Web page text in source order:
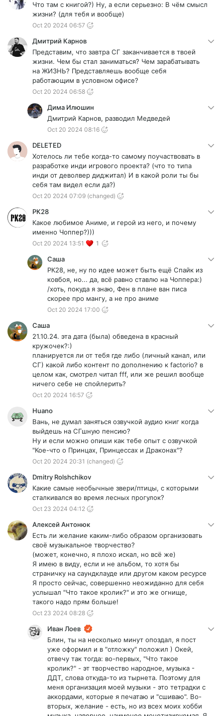
Что там с книгой?) Ну, а если серьезно: В чём смысл
жизни? (для тебя и вообще)
Oct 20 2024 06:57
Дмитрий Карнов
Представим, что завтра СГ заканчивается в твоей
жизни. Чем бы стал заниматься? Чем зарабатывать
на ЖИЗНЬ? Представляешь вообще себя
работающим в условном офисе?
Oct 20 2024 06:58
Дима Илюшин
Дмитрий Карнов, разводил Медведей
Oct 20 2024 08:16
DELETED
Хотелось ли тебе когда-то самому поучаствовать в
разработке инди игрового проекта? (что то типа
инди от деволвер диджитал) И в какой роли ты бы
себя там видел если да?)
Oct 20 2024 07:09 (changed)
РК28
Какое любимое Аниме, и герой из него, и почему
именно Чоппер?)))
Oct 20 2024 13:51 1
Саша
РК28, не, ну по идее может быть ещё Спайк из
ковбоя, но... да, всё равно ставлю на Чоппера:)
/хоть, покуда я знаю, Фен в плане ван писа
скорее про мангу, а не про аниме
Oct 20 2024 17:00
Саша
21.10.24. эта дата (была) обведена в красный
кружочек?:)
планируется ли от тебя где либо (личный канал, или
СГ) какой либо контент по дополнению к factorio? в
целом как, смотрел читал fff, или же решил вообще
ничего себе не спойлерить?
Oct 20 2024 16:57
Huano
Вань, не думал заняться озвучкой аудио книг когда
выйдешь на СГшную пенсию?
Ну и если можно опиши как тебе опыт с озвучкой
"Кое-что о Принцах, Принцессах и Драконах"?
Oct 20 2024 20:31 (changed)
Dmitry Rolshchikov
Какие самые необычные звери/птицы, с которыми
сталкивался во время лесных прогулок?
Oct 23 2024 04:12
Алексей Антонюк
Есть ли желание каким-либо образом организовать
своё музыкальное творчество?
(может, конечно, я плохо искал, но всё же)
Я имею в виду, если и не альбом, то хотя бы
страничку на саундклауде или другом каком ресурсе
Я просто сейчас, совершенно неожиданно для себя
услышал "Что такое кролик?" и это же огнище,
такого надо прям больше!
Oct 23 2024 08:28
Иван Лоев
Блин, ты на несколько минут опоздал, я пост
уже оформил и в "отложку" положил ) Окей,
отвечу так тогда: во-первых, "Что такое
кролик?" - эт творчество народное, музыка -
ДДТ, слова откуда-то из тырнета. Поэтому для
меня организация моей музыки - это тетрадки с
аккордами, которые я печатаю и "сшиваю". Во-
вторых, желание - есть, но из всех моих хобби